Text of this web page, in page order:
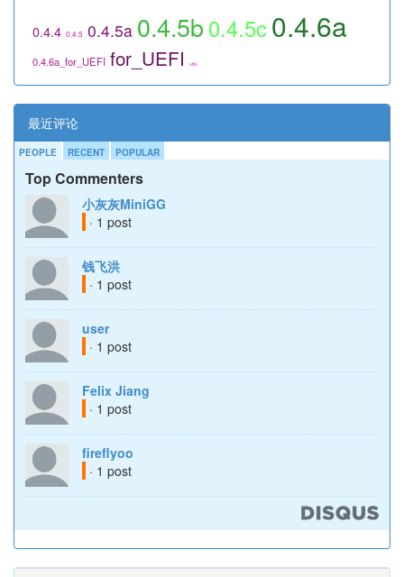
0.4.4 0.4.5 0.4.5a 0.4.5b 0.4.5c0.4.6a
0.4.6a_for_UEFI for_UEFI utils
最近评论
PEOPLE RECENT POPULAR
Top Commenters
小灰灰MiniGG
· 1 post
钱飞洪
· 1 post
user
· 1 post
Felix Jiang
· 1 post
fireflyoo
· 1 post